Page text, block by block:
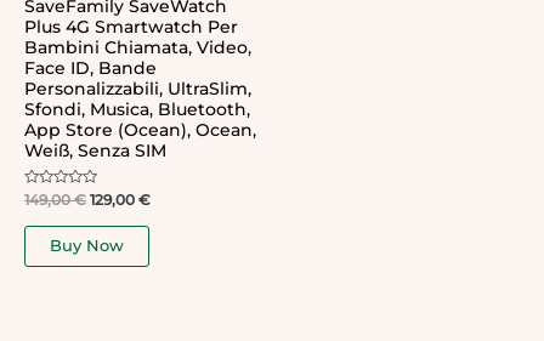
SaveFamily SaveWatch
Plus 4G Smartwatch Per
Bambini Chiamata, Video,
Face ID, Bande
Personalizzabili, UltraSlim,
Sfondi, Musica, Bluetooth,
App Store (Ocean), Ocean,
Weiß, Senza SIM
Rated
out
149,00€ 129,00 €
Buy Now